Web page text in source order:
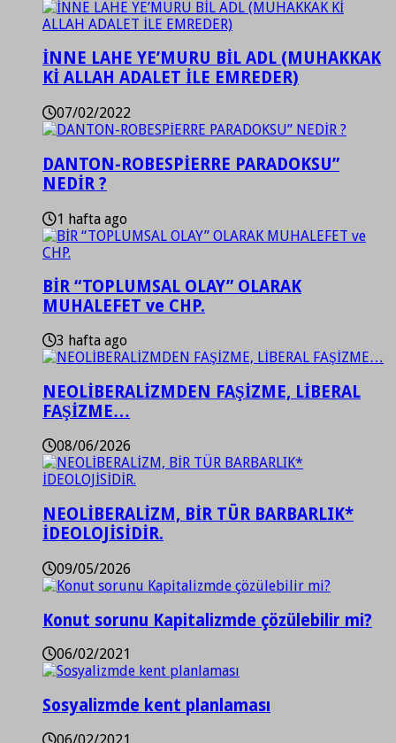
İNNE LAHE YE’MURU BİL ADL (MUHAKKAK
Kİ ALLAH ADALET İLE EMREDER)
07/02/2022
DANTON-ROBESPİERRE PARADOKSU”
NEDİR ?
1 hafta ago
BİR “TOPLUMSAL OLAY” OLARAK
MUHALEFET ve CHP.
3 hafta ago
NEOLİBERALİZMDEN FAŞİZME, LİBERAL
FAŞİZME…
08/06/2026
NEOLİBERALİZM, BİR TÜR BARBARLIK*
İDEOLOJİSİDİR.
09/05/2026
Konut sorunu Kapitalizmde çözülebilir mi?
06/02/2021
Sosyalizmde kent planlaması